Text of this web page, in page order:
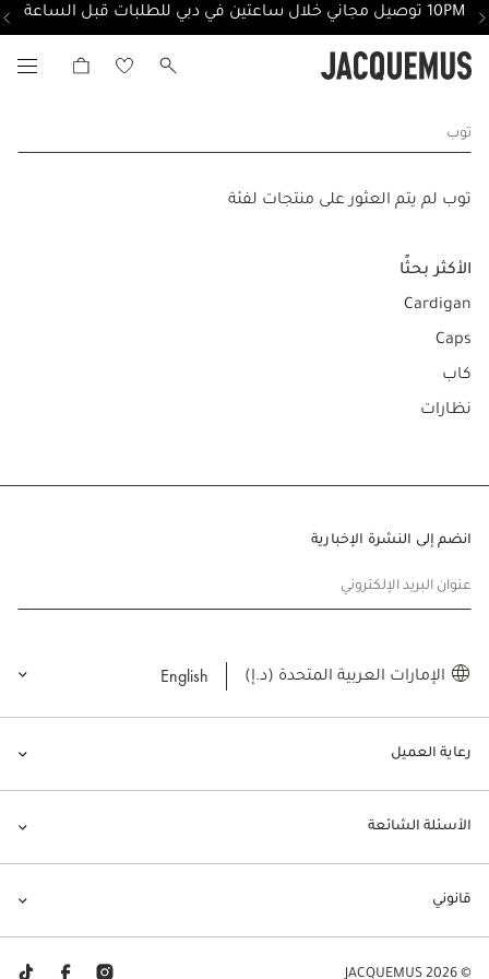
10PM توصيل مجاني خلال ساعتين في دبي للطلبات قبل الساعة
توب
توب لم يتم العثور على منتجات لفئة
الأكثر بحثًا
Cardigan
Caps
كاب
نظارات
رعاية العميل
الأسئلة الشائعة
قانوني
انضم إلى النشرة الإخبارية
عنوان البريد الإلكتروني
الإمارات العربية المتحدة (د.إ) English
© JACQUEMUS 2026